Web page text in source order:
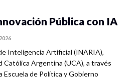
Pública con IA
Inteligencia Artificial (INARIA),
Católica Argentina (UCA), a través
Escuela de Política y Gobierno